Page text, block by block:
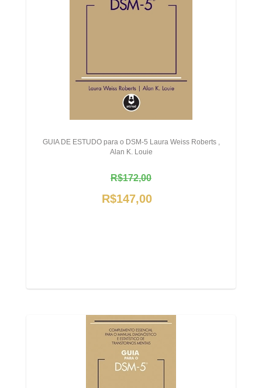
GUIA DE ESTUDO para o DSM-5 Laura Weiss Roberts ,
Alan K. Louie
R$172,00
R$147,00